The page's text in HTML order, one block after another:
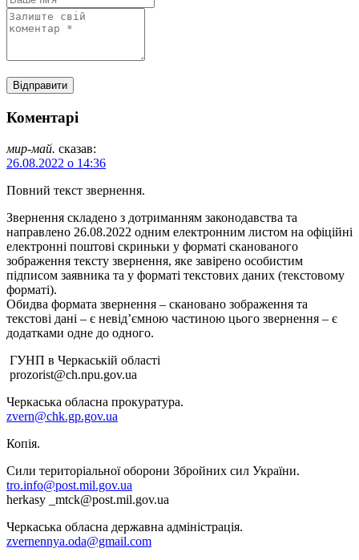
Коментарі
мир-май. сказав:
26.08.2022 о 14:36
Повний текст звернення.
Звернення складено з дотриманням законодавства та
направлено 26.08.2022 одним електронним листом на офіційні
електронні поштові скриньки у форматі сканованого
зображення тексту звернення, яке завірено особистим
підписом заявника та у форматі текстових даних (текстовому
форматі).
Обидва формата звернення – скановано зображення та
текстові дані – є невід’ємною частиною цього звернення – є
додатками одне до одного.
ГУНП в Черкаській області
prozorist@ch.npu.gov.ua
Черкаська обласна прокуратура.
zvern@chk.gp.gov.ua
Копія.
Сили територіальної оборони Збройних сил України.
tro.info@post.mil.gov.ua
herkasy _mtck@post.mil.gov.uа
Черкаська обласна державна адміністрація.
zvernennya.oda@gmail.com